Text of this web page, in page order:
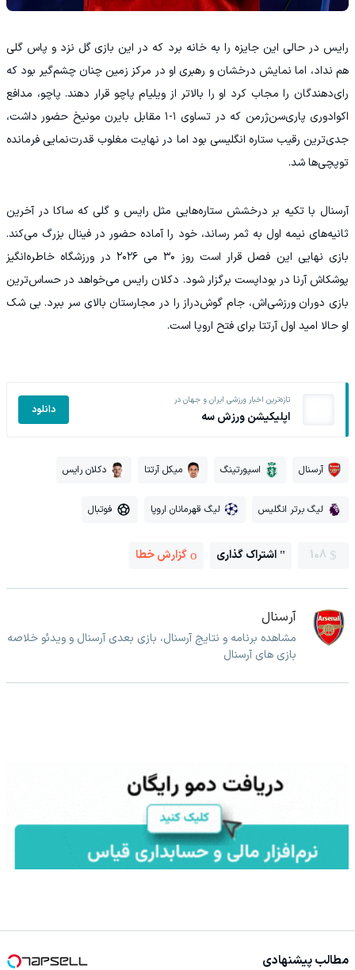
رایس در حالی این جایزه را به خانه برد که در این بازی گل نزد و پاس گلی
هم نداد، اما نمایش درخشان و رهبری او در مرکز زمین چنان چشم‌گیر بود که
رای‌دهندگان را مجاب کرد او را بالاتر از ویلیام پاچو قرار دهند. پاچو، مدافع
اکوادوری پاری‌سن‌ژرمن که در تساوی ۱-۱ مقابل بایرن مونیخ حضور داشت،
جدی‌ترین رقیب ستاره انگلیسی بود اما در نهایت مغلوب قدرت‌نمایی فرمانده
توپچی‌ها شد.
آرسنال با تکیه بر درخشش ستاره‌هایی مثل رایس و گلی که ساکا در آخرین
ثانیه‌های نیمه اول به ثمر رساند، خود را آماده حضور در فینال بزرگ می‌کند.
بازی نهایی این فصل قرار است روز ۳۰ می ۲۰۲۶ در ورزشگاه خاطره‌انگیز
پوشکاش آرنا در بوداپست برگزار شود. دکلان رایس می‌خواهد در حساس‌ترین
بازی دوران ورزشی‌اش، جام گوش‌دراز را در مجارستان بالای سر ببرد. بی شک
او حالا امید اول آرتتا برای فتح اروپا است.
تازه‌ترین اخبار ورزشی ایران و جهان در
اپلیکیشن ورزش سه دانلود
آرسنال اسپورتینگ میکل آرتتا دکلان رایس
لیگ برتر انگلیس لیگ قهرمانان اروپا فوتبال
108 اشتراک گذاری گزارش خطا
آرسنال
مشاهده برنامه و نتایج آرسنال، بازی بعدی آرسنال و ویدئو خلاصه
بازی های آرسنال
مطالب پیشنهادی